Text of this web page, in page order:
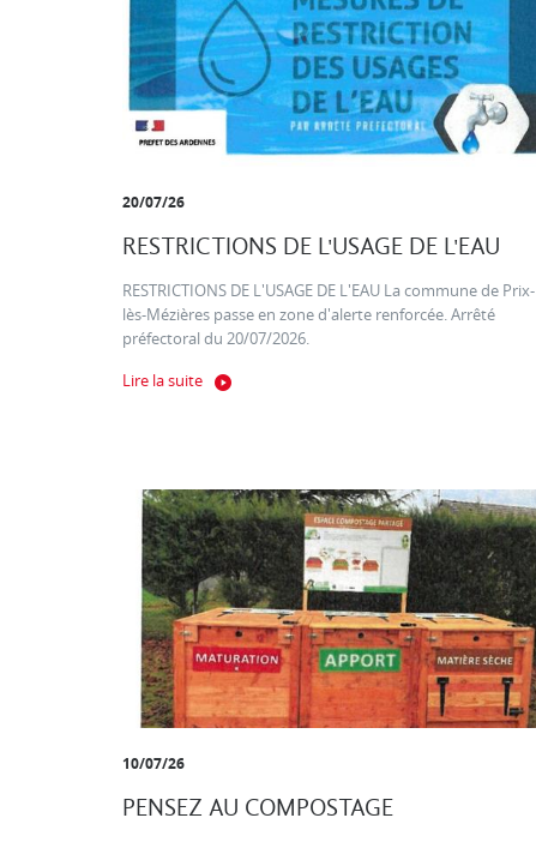
20/07/26
RESTRICTIONS DE L'USAGE DE L'EAU
RESTRICTIONS DE L'USAGE DE L'EAU La commune de Prix-
lès-Mézières passe en zone d'alerte renforcée. Arrêté
préfectoral du 20/07/2026.
Lire la suite
10/07/26
PENSEZ AU COMPOSTAGE